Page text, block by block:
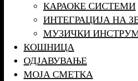
КАРАОКЕ СИСТЕМИ
ИНТЕГРАЦИЈА НА
МУЗИЧКИ
КОШНИЦА
ОДЈАВУВАЊЕ
МОЈА СМЕТКА